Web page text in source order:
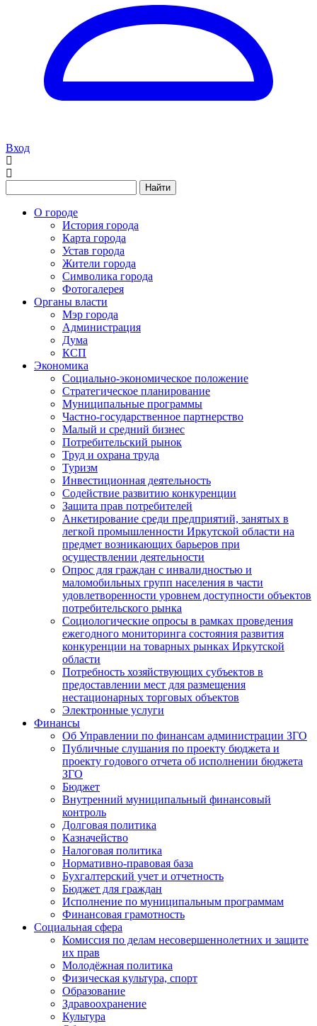
Вход
Найти
О городе
История города
Карта города
Устав города
Жители города
Символика города
Фотогалерея
Органы власти
Мэр города
Администрация
Дума
КСП
Экономика
Социально-экономическое положение
Стратегическое планирование
Муниципальные программы
Частно-государственное партнерство
Малый и средний бизнес
Потребительский рынок
Труд и охрана труда
Туризм
Инвестиционная деятельность
Содействие развитию конкуренции
Защита прав потребителей
Анкетирование среди предприятий, занятых в
легкой промышленности Иркутской области на
предмет возникающих барьеров при
осуществлении деятельности
Опрос для граждан с инвалидностью и
маломобильных групп населения в части
удовлетворенности уровнем доступности объектов
потребительского рынка
Социологические опросы в рамках проведения
ежегодного мониторинга состояния развития
конкуренции на товарных рынках Иркутской
области
Потребность хозяйствующих субъектов в
предоставлении мест для размещения
нестационарных торговых объектов
Электронные услуги
Финансы
Об Управлении по финансам администрации ЗГО
Публичные слушания по проекту бюджета и
проекту годового отчета об исполнении бюджета
ЗГО
Бюджет
Внутренний муниципальный финансовый
контроль
Долговая политика
Казначейство
Налоговая политика
Нормативно-правовая база
Бухгалтерский учет и отчетность
Бюджет для граждан
Исполнение по муниципальным программам
Финансовая грамотность
Социальная сфера
Комиссия по делам несовершеннолетних и защите
их прав
Молодёжная политика
Физическая культура, спорт
Образование
Здравоохранение
Культура